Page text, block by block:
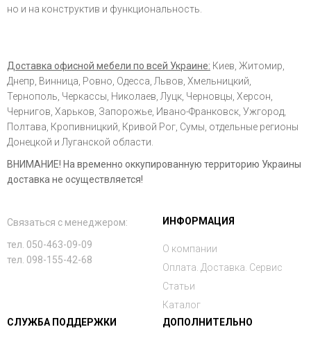
но и на конструктив и функциональность.
Доставка офисной мебели по всей Украине: Киев, Житомир,
Днепр, Винница, Ровно, Одесса, Львов, Хмельницкий,
Тернополь, Черкассы, Николаев, Луцк, Черновцы, Херсон,
Чернигов, Харьков, Запорожье, Ивано-Франковск, Ужгород,
Полтава, Кропивницкий, Кривой Рог, Сумы, отдельные регионы
Донецкой и Луганской области.
ВНИМАНИЕ! На временно оккупированную территорию Украины
доставка не осуществляется!
Связаться с менеджером:
тел. 050-463-09-09
тел. 098-155-42-68
ИНФОРМАЦИЯ
О компании
Оплата. Доставка. Сервис
Статьи
Каталог
СЛУЖБА ПОДДЕРЖКИ
ДОПОЛНИТЕЛЬНО